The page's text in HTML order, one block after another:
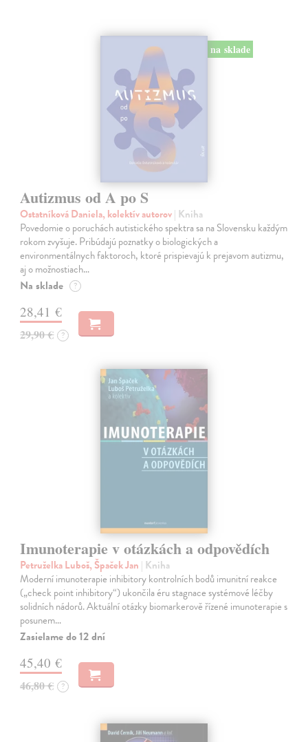
na sklade
Autizmus od A po S
Ostatníková Daniela, kolektív autorov| Kniha
Povedomie o poruchách autistického spektra sa na Slovensku každým
rokom zvyšuje. Pribúdajú poznatky o biologických a
environmentálnych faktoroch, ktoré prispievajú k prejavom autizmu,
aj o možnostiach…
Na sklade ?
28,41 €
29,90 € ?
Imunoterapie v otázkách a odpovědích
Petruželka Luboš, Špaček Jan | Kniha
Moderní imunoterapie inhibitory kontrolních bodů imunitní reakce
(„check point inhibitory“) ukončila éru stagnace systémové léčby
solidních nádorů. Aktuální otázky biomarkerově řízené imunoterapie s
posunem…
Zasielame do 12 dní
45,40 €
46,80 € ?